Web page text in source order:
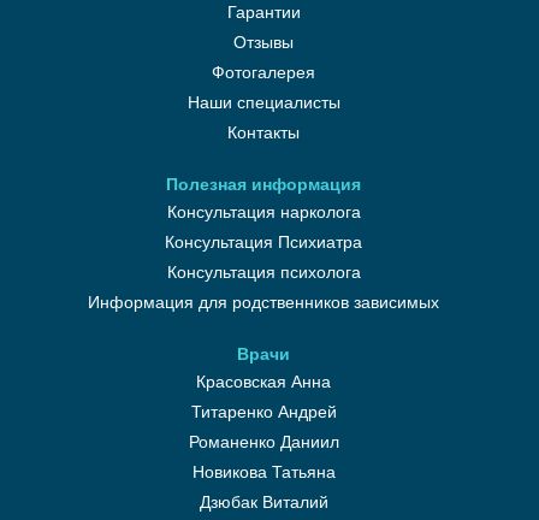
Гарантии
Отзывы
Фотогалерея
Наши специалисты
Контакты
Полезная информация
Консультация нарколога
Консультация Психиатра
Консультация психолога
Информация для родственников зависимых
Врачи
Красовская Анна
Титаренко Андрей
Романенко Даниил
Новикова Татьяна
Дзюбак Виталий